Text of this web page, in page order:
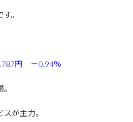
。
円 －0.94％
が主力。